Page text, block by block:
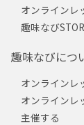
オンラインレ
趣味なび
趣味なびにつ
オンラインレ
オンラインレ
主催する